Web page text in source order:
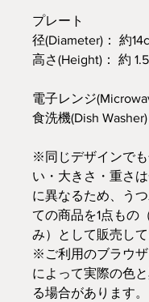
プレート
径(Diameter)： 約
高さ(Height)： 約
電子レンジ
食洗機(Dish
※同じデザインで
い・大きさ・重さ
に異なるため、う
ての商品を1点もの
み）として販売して
※ご利用のブラウ
によって実際の色
る場合があります。